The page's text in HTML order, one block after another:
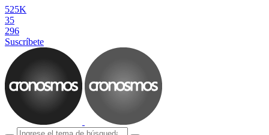
525K
35
296
Suscríbete